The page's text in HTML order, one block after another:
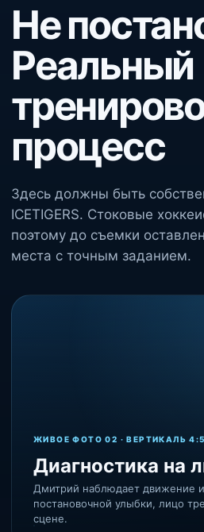
Не
Реальный
процесс
Здесь должны быть
ICETIGERS. Стоковые
поэтому до съемки
места с точным заданием.
ЖИВОЕ ФОТО 02 · ВЕРТИКАЛЬ 4:5
Диагностика на
Дмитрий наблюдает движение
постановочной улыбки, лицо
сцене.